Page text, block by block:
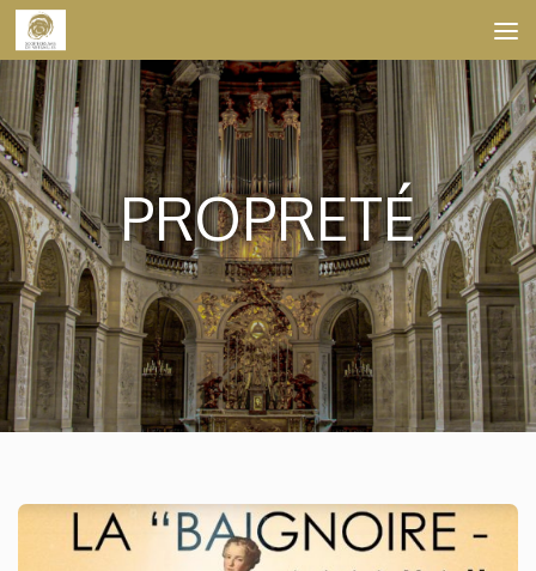
Skip to content
PROPRETÉ